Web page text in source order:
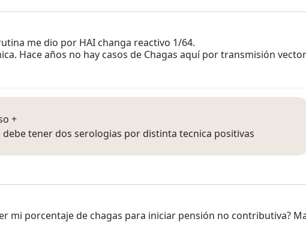
me dio por HAI changa reactivo 1/64.
Hace años no hay casos de Chagas aquí por transmisión
+
tener dos serologias por distinta tecnica positivas
mi porcentaje de chagas para iniciar pensión no contributiva?